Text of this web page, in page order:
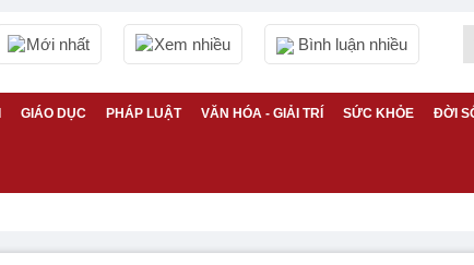
Mới nhất Xem nhiều Bình luận nhiều
GIÁO DỤC PHÁP LUẬT VĂN HÓA - GIẢI TRÍ SỨC KHỎE ĐỜI